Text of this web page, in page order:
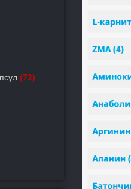
(72)